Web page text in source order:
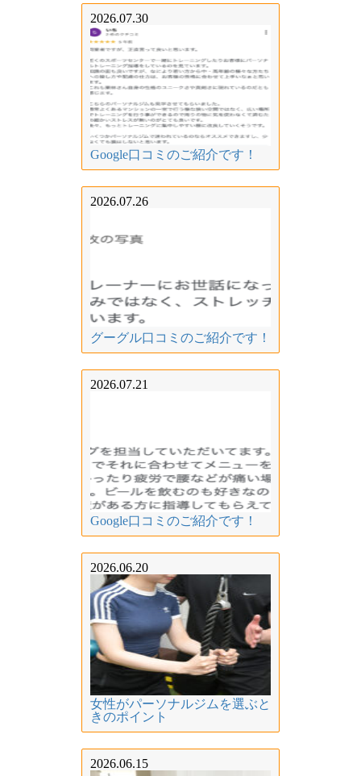
2026.07.30
Google口コミのご紹介です！
2026.07.26
グーグル口コミのご紹介です！
2026.07.21
Google口コミのご紹介です！
2026.06.20
女性がパーソナルジムを選ぶと
きのポイント
2026.06.15